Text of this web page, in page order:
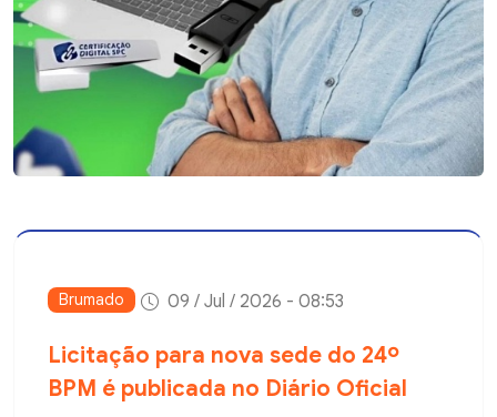
Brumado 09 / Jul / 2026 - 08:53
Licitação para nova sede do 24º
BPM é publicada no Diário Oficial